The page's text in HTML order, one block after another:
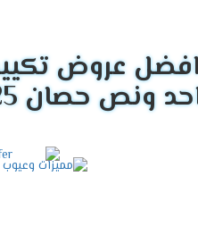
الشعور بدرجات الحرارة
عروض